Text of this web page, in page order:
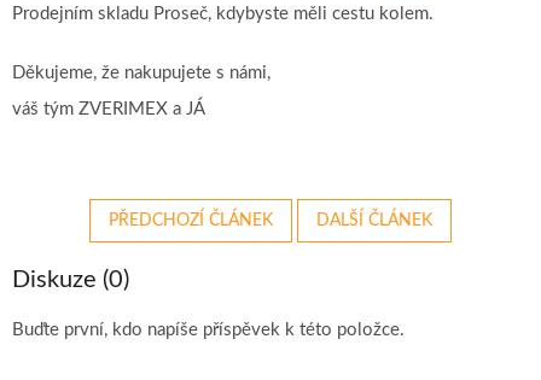
Prodejním skladu Proseč, kdybyste měli cestu kolem.
Děkujeme, že nakupujete s námi,
váš tým ZVERIMEX a JÁ
PŘEDCHOZÍ ČLÁNEK DALŠÍ ČLÁNEK
Diskuze (0)
Buďte první, kdo napíše příspěvek k této položce.